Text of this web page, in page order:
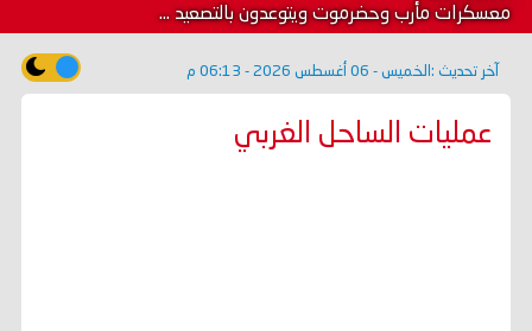
معسكرات مأرب وحضرموت ويتوعدون بالتصعيد ...
آخر تحديث : الخميس - 06 أغسطس 2026 - 06:13 م
عمليات الساحل الغربي